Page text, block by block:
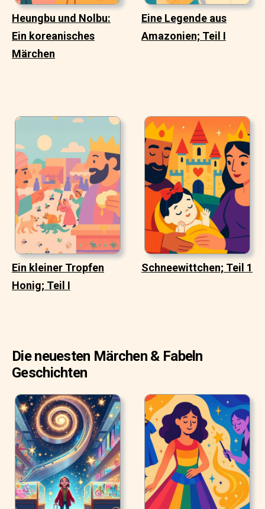
Heungbu und Nolbu:
Ein koreanisches
Märchen
Eine Legende aus
Amazonien; Teil I
Ein kleiner Tropfen
Honig; Teil I
Schneewittchen; Teil 1
Die neuesten Märchen & Fabeln
Geschichten